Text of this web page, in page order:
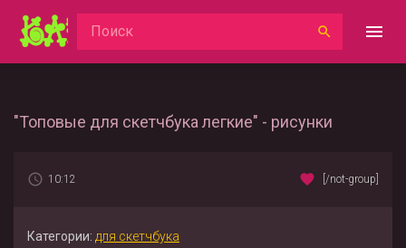
"Топовые для скетчбука легкие" - рисунки
10:12 [/not-group]
Категории: для скетчбука